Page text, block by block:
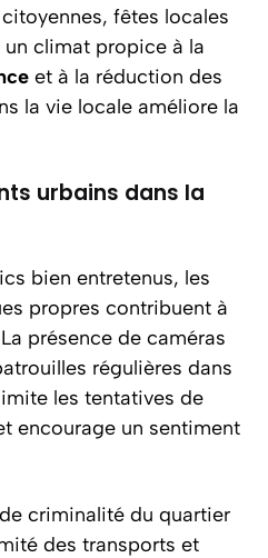
fêtes locales
climat propice à la
et à la réduction des
la vie locale améliore la
urbains dans la
bien entretenus, les
propres contribuent à
présence de caméras
régulières dans
les tentatives de
encourage un sentiment
criminalité du quartier
des transports et